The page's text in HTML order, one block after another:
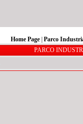
Home Page Parco
PARCO